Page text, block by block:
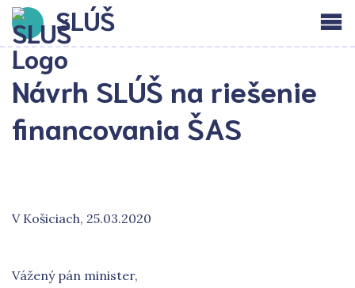
SLÚŠ
Návrh SLÚŠ na riešenie
financovania ŠAS
V Košiciach, 25.03.2020
Vážený pán minister,